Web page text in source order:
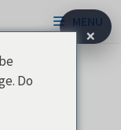
MENU
×
Do